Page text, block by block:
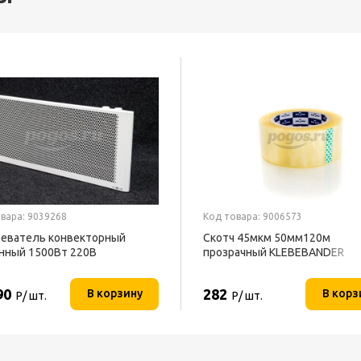
9039268
конвекторный
1500Вт 220В
Р/ шт. В корзину
Код товара: 9006573
Скотч 45мкм 50мм120м
прозрачный KLEBEBANDER
282 Р/ шт. В